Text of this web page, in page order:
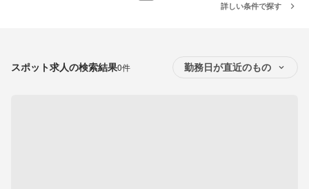
詳しい条件で探す
スポット求人の検索結果0件 勤務日が直近のもの